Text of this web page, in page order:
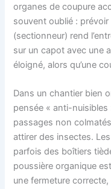
organes de coupure
souvent oublié :
(sectionneur) rend
sur un capot avec une
éloigné, alors qu’une
Dans un chantier bien
pensée « anti-
passages non
attirer des insectes.
parfois des boîtiers
poussière organique
une fermeture